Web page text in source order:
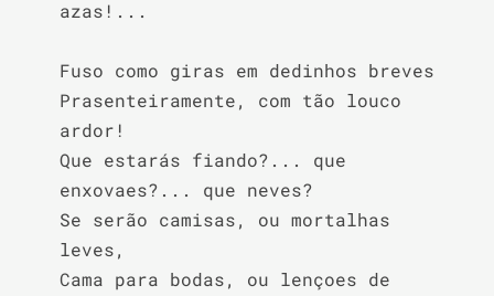
azas!...
Fuso como giras em dedinhos breves
Prasenteiramente, com tão louco
ardor!
Que estarás fiando?... que
enxovaes?... que neves?
Se serão camisas, ou mortalhas
leves,
Cama para bodas, ou lençoes de